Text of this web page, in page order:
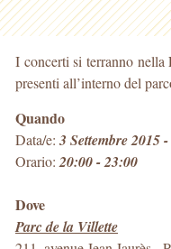
I concerti si terranno
presenti all’interno del
Quando
Data/e:3 Settembre 2015
Orario: 20:00 - 23:00
Dove
Parc de la Villette